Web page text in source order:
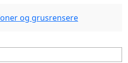
og grusrensere